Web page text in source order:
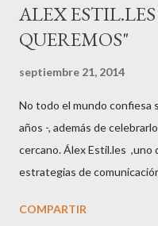
ALEX
QUEREMOS"
septiembre 21, 2014
No todo el mundo confiesa
años -, además de
cercano. Álex Estil.les ,uno
estrategias de
colaboradores y amigos
COMPARTIR